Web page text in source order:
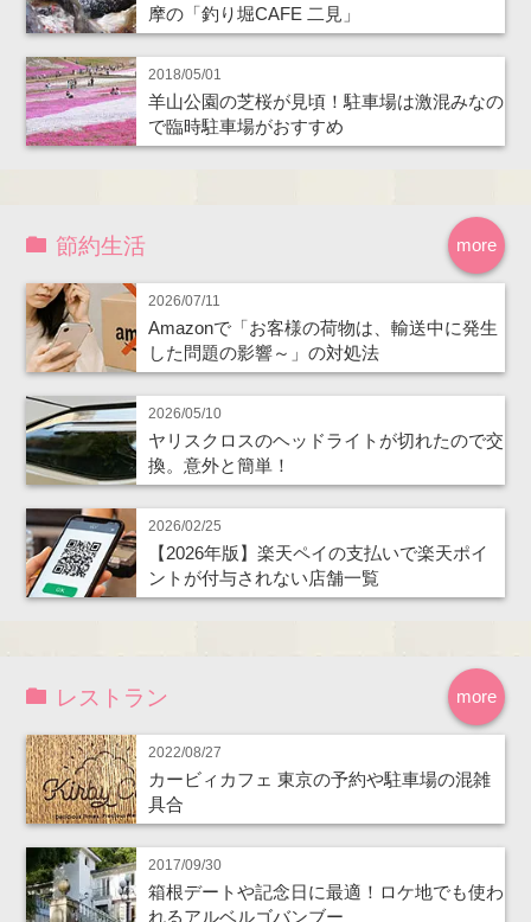
摩の「釣り堀CAFE 二見」
2018/05/01
羊山公園の芝桜が見頃！駐車場は激混みなの
で臨時駐車場がおすすめ
more
節約生活
2026/07/11
Amazonで「お客様の荷物は、輸送中に発生
した問題の影響～」の対処法
2026/05/10
ヤリスクロスのヘッドライトが切れたので交
換。意外と簡単！
2026/02/25
【2026年版】楽天ペイの支払いで楽天ポイ
ントが付与されない店舗一覧
more
レストラン
2022/08/27
カービィカフェ 東京の予約や駐車場の混雑
具合
2017/09/30
箱根デートや記念日に最適！ロケ地でも使わ
れるアルベルゴバンブー